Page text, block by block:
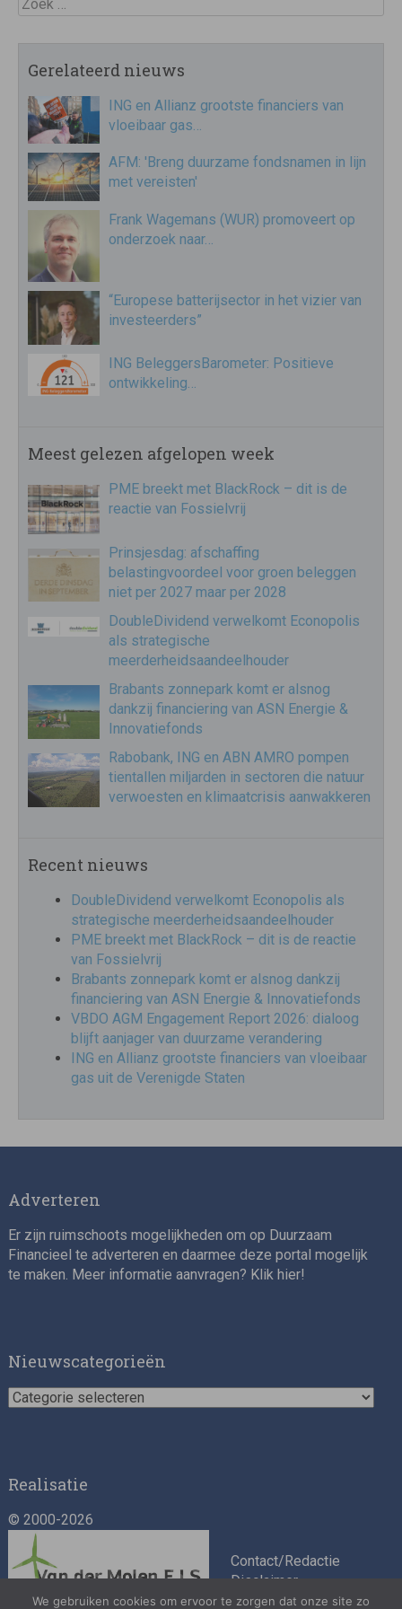
Gerelateerd nieuws
ING en Allianz grootste financiers van
vloeibaar gas…
AFM: 'Breng duurzame fondsnamen in lijn
met vereisten'
Frank Wagemans (WUR) promoveert op
onderzoek naar…
“Europese batterijsector in het vizier van
investeerders”
ING BeleggersBarometer: Positieve
ontwikkeling…
Meest gelezen afgelopen week
PME breekt met BlackRock – dit is de
reactie van Fossielvrij
Prinsjesdag: afschaffing
belastingvoordeel voor groen beleggen
niet per 2027 maar per 2028
DoubleDividend verwelkomt Econopolis
als strategische
meerderheidsaandeelhouder
Brabants zonnepark komt er alsnog
dankzij financiering van ASN Energie &
Innovatiefonds
Rabobank, ING en ABN AMRO pompen
tientallen miljarden in sectoren die natuur
verwoesten en klimaatcrisis aanwakkeren
Recent nieuws
DoubleDividend verwelkomt Econopolis als
strategische meerderheidsaandeelhouder
PME breekt met BlackRock – dit is de reactie
van Fossielvrij
Brabants zonnepark komt er alsnog dankzij
financiering van ASN Energie & Innovatiefonds
VBDO AGM Engagement Report 2026: dialoog
blijft aanjager van duurzame verandering
ING en Allianz grootste financiers van vloeibaar
gas uit de Verenigde Staten
Adverteren
Er zijn ruimschoots mogelijkheden om op Duurzaam
Financieel te adverteren en daarmee deze portal mogelijk
te maken. Meer informatie aanvragen? Klik hier!
Nieuwscategorieën
Nieuwscategorieën
Realisatie
© 2000-2026
Contact/Redactie
Disclaimer
Algemene
We gebruiken cookies om ervoor te zorgen dat onze site zo